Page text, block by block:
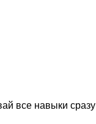
все навыки сразу